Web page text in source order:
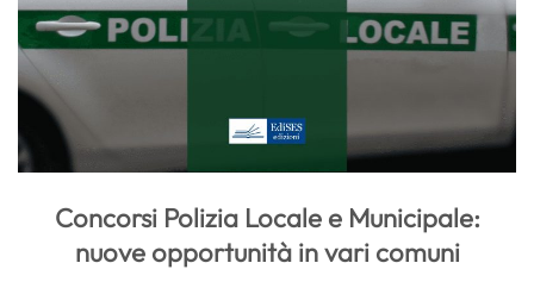
Concorsi Polizia Locale e Municipale:
nuove opportunità in vari comuni